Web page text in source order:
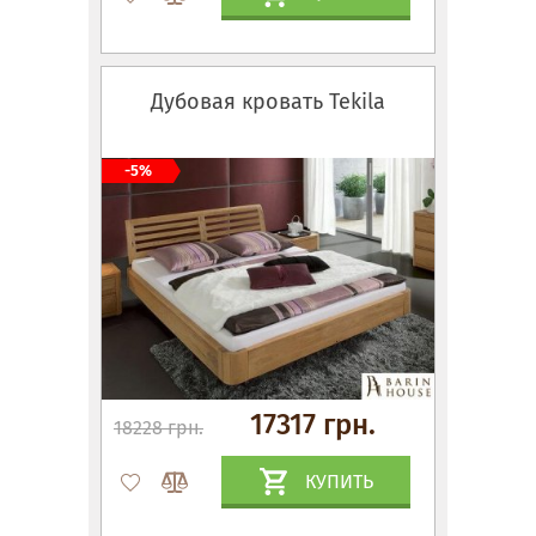
Дубовая кровать Tekila
18228 грн. 17317 грн.
КУПИТЬ
-5%